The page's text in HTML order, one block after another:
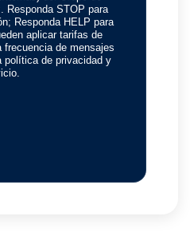
Responda STOP para
Responda HELP para
aplicar tarifas de
de mensajes
política de privacidad y